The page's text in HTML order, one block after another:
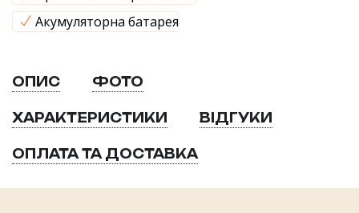
Акумуляторна батарея
ОПИС ФОТО
ХАРАКТЕРИСТИКИ ВІДГУКИ
ОПЛАТА ТА ДОСТАВКА